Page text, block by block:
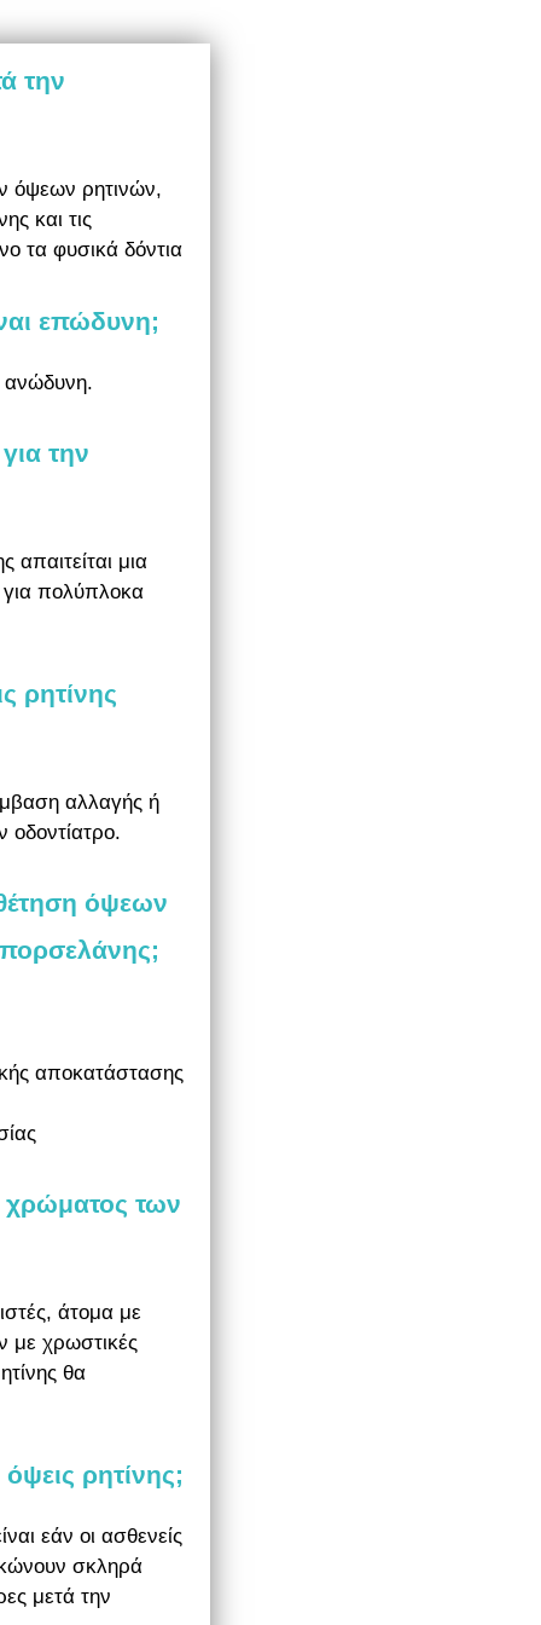
την
όψεων ρητινών,
και τις
τα φυσικά δόντια
επώδυνη;
ανώδυνη.
την
μια
για πολύπλοκα
ρητίνης
αλλαγής ή
όψεων
πορσελάνης;
αποκατάστασης
χρώματος των
άτομα με
με χρωστικές
θα
ρητίνης;
εάν οι ασθενείς
σκληρά
μετά την